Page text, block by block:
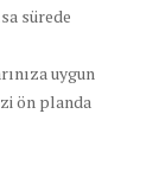
sürede
uygun
ön planda